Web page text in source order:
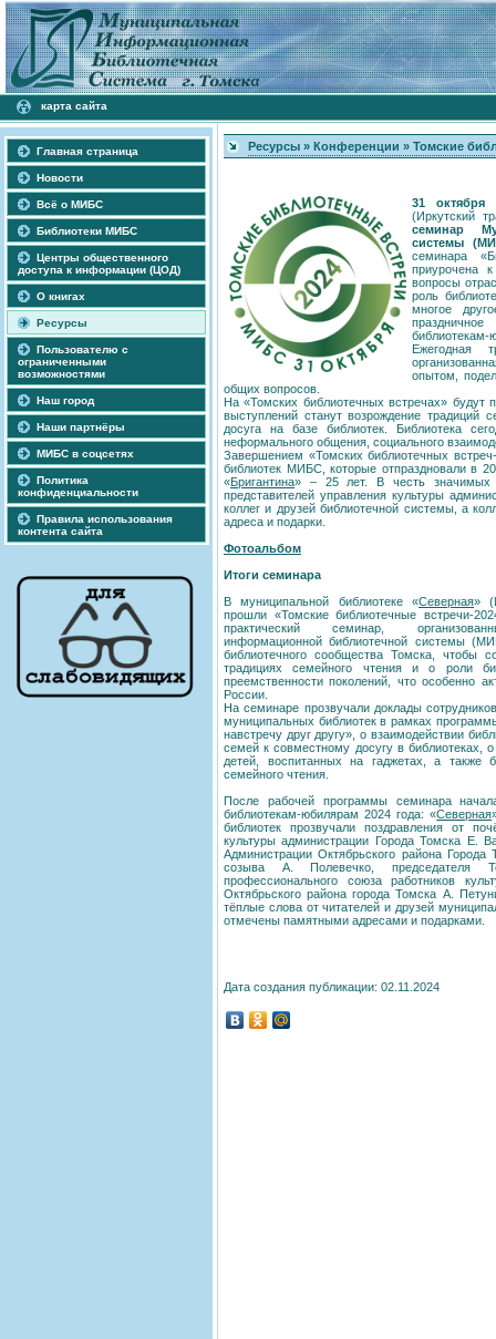
карта сайта
Главная страница
Новости
Всё о МИБС
Библиотеки МИБС
Центры общественного
доступа к информации (ЦОД)
О книгах
Ресурсы
Пользователю с
ограниченными
возможностями
Наш город
Наши партнёры
МИБС в соцсетях
Политика
конфиденциальности
Правила использования
контента сайта
Ресурсы » Конференции » Томские
31 октября
(Иркутский
семинар
системы
семинара
приурочена
вопросы
роль
многое
библиотекам-
Ежегодная
опытом,
общих вопросов.
На «Томских библиотечных встречах»
выступлений станут возрождение традиций
досуга на базе библиотек. Библиотека
неформального общения, социального
Завершением «Томских библиотечных
библиотек МИБС, которые отпраздновали в
«Бригантина» – 25 лет. В честь значимых
представителей управления культуры
коллег и друзей библиотечной системы, а
адреса и подарки.
Фотоальбом
Итоги семинара
В муниципальной библиотеке «Северная»
прошли «Томские библиотечные встречи-
практический семинар,
информационной библиотечной системы
библиотечного сообщества Томска, чтобы
традициях семейного чтения и о роли
преемственности поколений, что особенно
России.
На семинаре прозвучали доклады
муниципальных библиотек в рамках
навстречу друг другу», о взаимодействии
семей к совместному досугу в библиотеках,
детей, воспитанных на гаджетах, а также
семейного чтения.
После рабочей программы семинара
библиотекам-юбилярам 2024 года: «Северная
библиотек прозвучали поздравления от
культуры администрации Города Томска Е.
Администрации Октябрьского района
созыва А. Полевечко, председателя
профессионального союза работников
Октябрьского района города Томска А.
тёплые слова от читателей и друзей
отмечены памятными адресами и подарками.
Дата создания публикации: 02.11.2024